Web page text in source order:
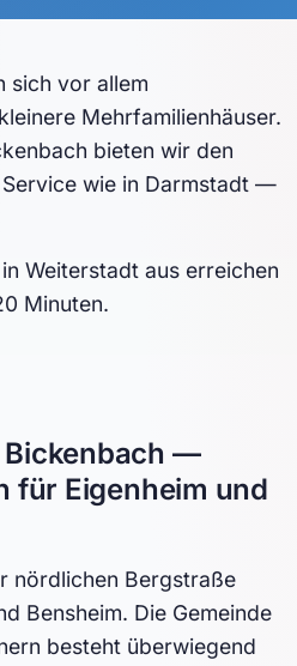
sich vor allem
Mehrfamilienhäuser.
bieten wir den
wie in Darmstadt —
Weiterstadt aus erreichen
Minuten.
Bickenbach —
für Eigenheim und
nördlichen Bergstraße
Bensheim. Die Gemeinde
besteht überwiegend